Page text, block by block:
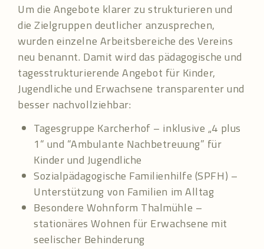
Um die Angebote klarer zu strukturieren und
die Zielgruppen deutlicher anzusprechen,
wurden einzelne Arbeitsbereiche des Vereins
neu benannt. Damit wird das pädagogische und
tagesstrukturierende Angebot für Kinder,
Jugendliche und Erwachsene transparenter und
besser nachvollziehbar:
Tagesgruppe Karcherhof – inklusive „4 plus
1“ und “Ambulante Nachbetreuung” für
Kinder und Jugendliche
Sozialpädagogische Familienhilfe (SPFH) –
Unterstützung von Familien im Alltag
Besondere Wohnform Thalmühle –
stationäres Wohnen für Erwachsene mit
seelischer Behinderung